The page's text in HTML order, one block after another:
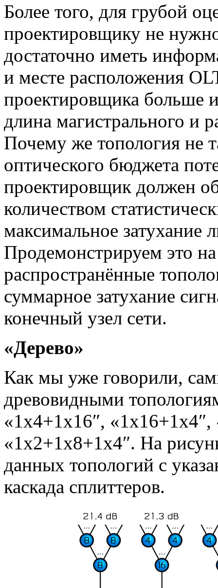
Более того, для грубой
проектировщику не
достаточно иметь
и месте расположения
проектировщика больше
длина магистрального и
Почему же топология не
оптического бюджета
проектировщик должен
количеством
максимальное затухание
Продемонстрируем это
распространённые
суммарное затухание
конечный узел сети.
«Дерево»
Как мы уже говорили,
древовидными
«1х4+1х16″,
«1х2+1х8+1х4″. На
данных топологий с
каскада сплиттеров.